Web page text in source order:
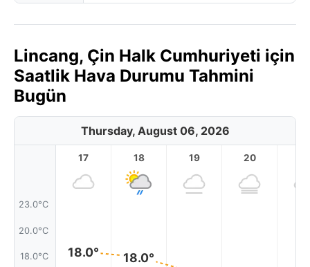
Lincang, Çin Halk Cumhuriyeti için
Saatlik Hava Durumu Tahmini
Bugün
Thursday, August 06, 2026
23.0°C
20.0°C
18.0°C
17
18.0°
18
18.0°
19 20